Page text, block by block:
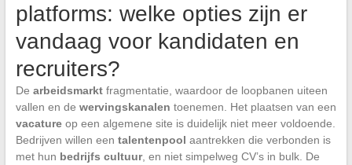
platforms: welke opties zijn er
vandaag voor kandidaten en
recruiters?
De arbeidsmarktfragmentatie, waardoor de loopbanen uiteen
vallen en de wervingskanalen toenemen. Het plaatsen van een
vacatureop een algemene site is duidelijk niet meer voldoende.
Bedrijven willen een talentenpool aantrekken die verbonden is
met hun bedrijfs cultuur, en niet simpelweg CV’s in bulk. De